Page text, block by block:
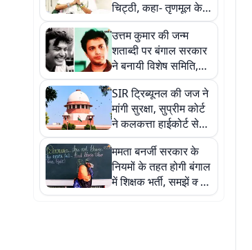
चिट्ठी, कहा- तृणमूल के
बागियों को न दें और समय,
जांच करें तेज
उत्तम कुमार की जन्म
शताब्दी पर बंगाल सरकार
ने बनायी विशेष समिति,
शुभेंदु अधिकारी मुख्य
संरक्षक
SIR ट्रिब्यूनल की जज ने
मांगी सुरक्षा, सुप्रीम कोर्ट
ने कलकत्ता हाईकोर्ट से
कही ये बात
ममता बनर्जी सरकार के
नियमों के तहत होगी बंगाल
में शिक्षक भर्ती, समझें क्या
है एसएससी विवाद